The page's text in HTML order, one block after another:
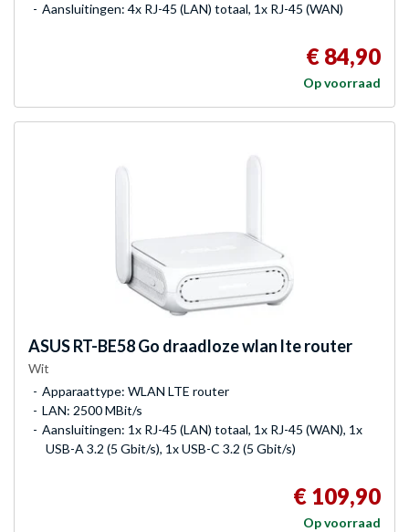
Aansluitingen: 4x RJ-45 (LAN) totaal, 1x RJ-45 (WAN)
€ 84,90
Op voorraad
ASUSRT-BE58 Go draadloze wlan lte router
Wit
Apparaattype: WLAN LTE router
LAN: 2500 MBit/s
Aansluitingen: 1x RJ-45 (LAN) totaal, 1x RJ-45 (WAN), 1x
USB-A 3.2 (5 Gbit/s), 1x USB-C 3.2 (5 Gbit/s)
€ 109,90
Op voorraad